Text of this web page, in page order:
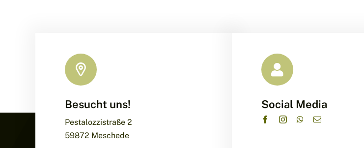
Besucht uns!
Pestalozzistraße 2
59872 Meschede
Social Media